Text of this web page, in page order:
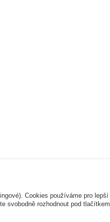
Cookies používáme pro lepší
svobodně rozhodnout pod tlačítkem